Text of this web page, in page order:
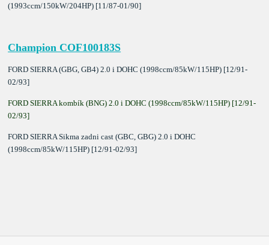
(1993ccm/150kW/204HP) [11/87-01/90]
Champion COF100183S
FORD SIERRA (GBG, GB4) 2.0 i DOHC (1998ccm/85kW/115HP) [12/91-
02/93]
FORD SIERRA kombík (BNG) 2.0 i DOHC (1998ccm/85kW/115HP) [12/91-
02/93]
FORD SIERRA Sikma zadni cast (GBC, GBG) 2.0 i DOHC
(1998ccm/85kW/115HP) [12/91-02/93]